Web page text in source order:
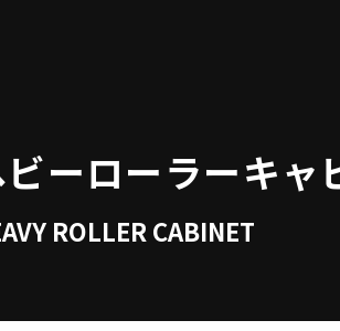
ーローラーキャ
ROLLER CABINET